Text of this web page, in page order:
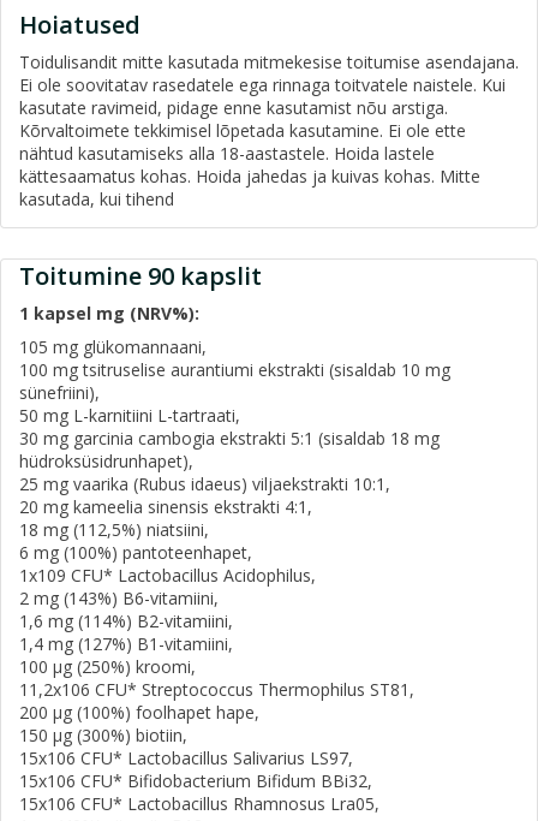
Hoiatused
Toidulisandit mitte kasutada mitmekesise toitumise asendajana.
Ei ole soovitatav rasedatele ega rinnaga toitvatele naistele. Kui
kasutate ravimeid, pidage enne kasutamist nõu arstiga.
Kõrvaltoimete tekkimisel lõpetada kasutamine. Ei ole ette
nähtud kasutamiseks alla 18-aastastele. Hoida lastele
kättesaamatus kohas. Hoida jahedas ja kuivas kohas. Mitte
kasutada, kui tihend
Toitumine 90 kapslit
1 kapsel mg (NRV%):
105 mg glükomannaani,
100 mg tsitruselise aurantiumi ekstrakti (sisaldab 10 mg
sünefriini),
50 mg L-karnitiini L-tartraati,
30 mg garcinia cambogia ekstrakti 5:1 (sisaldab 18 mg
hüdroksüsidrunhapet),
25 mg vaarika (Rubus idaeus) viljaekstrakti 10:1,
20 mg kameelia sinensis ekstrakti 4:1,
18 mg (112,5%) niatsiini,
6 mg (100%) pantoteenhapet,
1x109 CFU* Lactobacillus Acidophilus,
2 mg (143%) B6-vitamiini,
1,6 mg (114%) B2-vitamiini,
1,4 mg (127%) B1-vitamiini,
100 μg (250%) kroomi,
11,2x106 CFU* Streptococcus Thermophilus ST81,
200 μg (100%) foolhapet hape,
150 μg (300%) biotiin,
15x106 CFU* Lactobacillus Salivarius LS97,
15x106 CFU* Bifidobacterium Bifidum BBi32,
15x106 CFU* Lactobacillus Rhamnosus Lra05,